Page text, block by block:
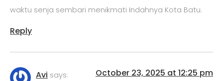
waktu senja sembari menikmati Indahnya Kota Batu.
Reply
Avi says: October 23, 2025 at 12:25 pm